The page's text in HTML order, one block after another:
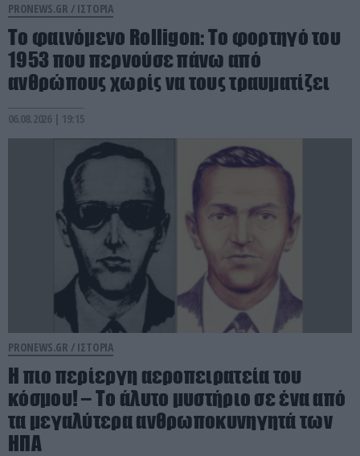
PRONEWS.GR / ΙΣΤΟΡΙΑ
Το φαινόμενο Rolligon: Το φορτηγό του
1953 που περνούσε πάνω από
ανθρώπους χωρίς να τους τραυματίζει
06.08.2026 | 19:15
PRONEWS.GR / ΙΣΤΟΡΙΑ
Η πιο περίεργη αεροπειρατεία του
κόσμου! – Το άλυτο μυστήριο σε ένα από
τα μεγαλύτερα ανθρωποκυνηγητά των
ΗΠΑ